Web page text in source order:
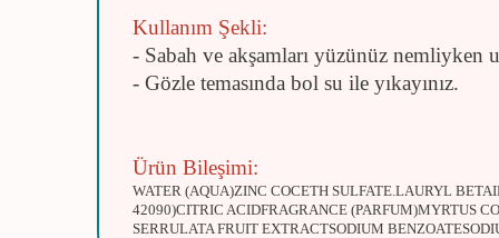
Kullanım Şekli:
- Sabah ve akşamları yüzünüz
- Gözle temasında bol su ile yıkayınız.
Ürün Bileşimi:
WATER (AQUA)ZINC COCETH SULFATE.LAURYL
42090)CITRIC ACIDFRAGRANCE (PARFUM)MYRTUS
SERRULATA FRUIT EXTRACTSODIUM